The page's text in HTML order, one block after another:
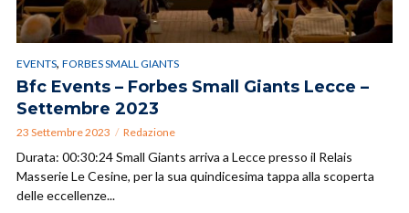
EVENTS, FORBES SMALL GIANTS
Bfc Events – Forbes Small Giants Lecce –
Settembre 2023
23 Settembre 2023 Redazione
Durata: 00:30:24 Small Giants arriva a Lecce presso il Relais
Masserie Le Cesine, per la sua quindicesima tappa alla scoperta
delle eccellenze...